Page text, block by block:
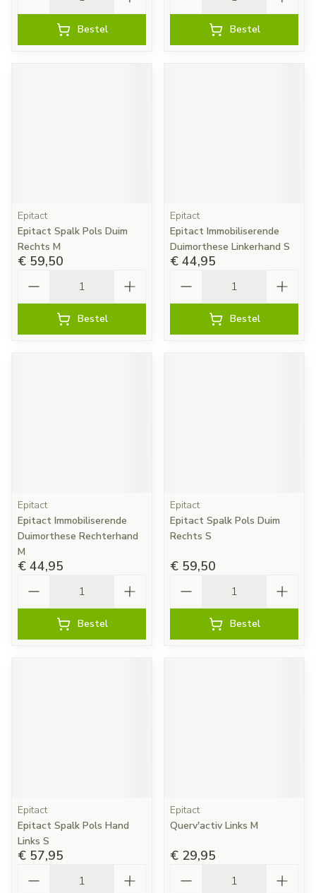
Bestel Bestel
Epitact
Epitact Spalk Pols Duim
Rechts M
€ 59,50
Bestel
Epitact
Epitact Immobiliserende
Duimorthese Linkerhand S
€ 44,95
Bestel
Epitact
Epitact Immobiliserende
Duimorthese Rechterhand
M
€ 44,95
Bestel
Epitact
Epitact Spalk Pols Duim
Rechts S
€ 59,50
Bestel
Epitact
Epitact Spalk Pols Hand
Links S
€ 57,95
Epitact
Querv'activ Links M
€ 29,95